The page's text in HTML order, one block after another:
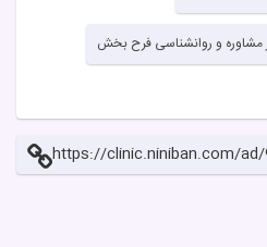
مشاوره و روانشناسی فرح بخش
https://clinic.niniban.com/